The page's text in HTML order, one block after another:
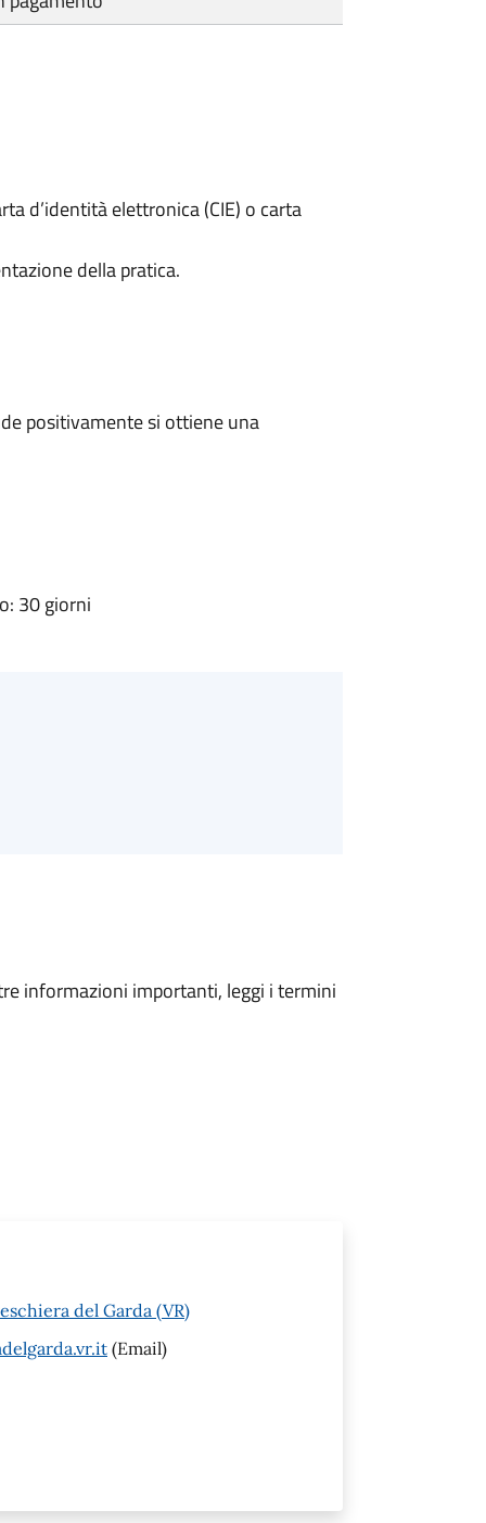
d’identità elettronica (CIE) o carta
della pratica.
positivamente si ottiene una
30 giorni
informazioni importanti, leggi i termini
del Garda (VR)
(Email)